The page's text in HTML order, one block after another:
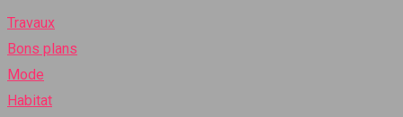
Travaux
Bons plans
Mode
Habitat